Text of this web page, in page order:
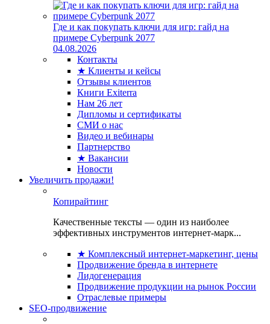
Где и как покупать ключи для игр: гайд на
примере Cyberpunk 2077
04.08.2026
Контакты
★ Клиенты и кейсы
Отзывы клиентов
Книги Exiterra
Нам 26 лет
Дипломы и сертификаты
СМИ о нас
Видео и вебинары
Партнерство
★ Вакансии
Новости
Увеличить продажи!
Копирайтинг
Качественные тексты — один из наиболее
эффективных инструментов интернет-марк...
★ Комплексный интернет-маркетинг, цены
Продвижение бренда в интернете
Лидогенерация
Продвижение продукции на рынок России
Отраслевые примеры
SEO-продвижение